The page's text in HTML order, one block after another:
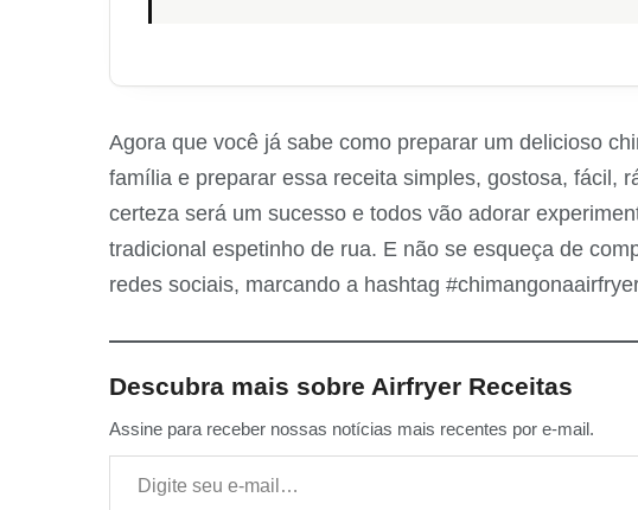
Agora que você já sabe como preparar um delicioso
família e preparar essa receita simples, gostosa, fácil,
certeza será um sucesso e todos vão adorar
tradicional espetinho de rua. E não se esqueça de
redes sociais, marcando a hashtag
Descubra mais sobre Airfryer Receitas
Assine para receber nossas notícias mais recentes por e-mail.
Digite seu e-mail…